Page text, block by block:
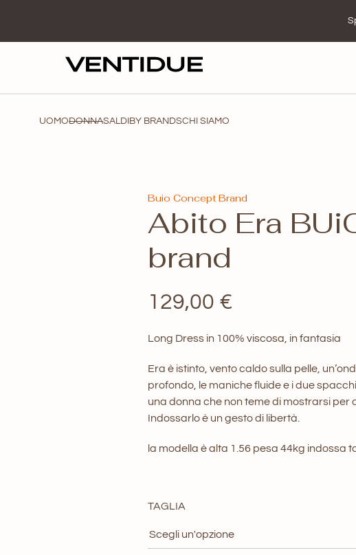
UOMODONNASALDI BY BRANDSCHI SIAMO
Buio Concept Brand
Abito Era
brand
129,00 €
Long Dress in 100% viscosa, in fantasia
Era è istinto, vento caldo sulla pelle,
profondo, le maniche fluide e i due
una donna che non teme di mostrarsi per
Indossarlo è un gesto di libertà.
la modella è alta 1.56 pesa 44kg indossa
TAGLIA